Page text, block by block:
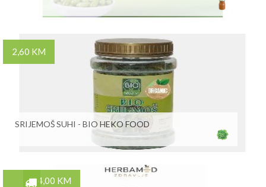
2,60 KM
SRIJEMOŠ SUHI - BIO HEKO FOOD
14,00 KM